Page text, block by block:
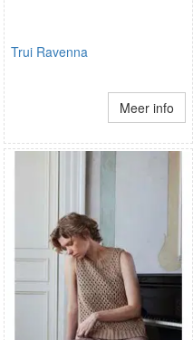
Trui Ravenna
Meer info